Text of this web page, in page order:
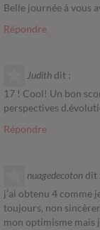
Belle journée à vous
Répondre
Judith dit :
17 ! Cool! Un bon
perspectives
Répondre
nuagedecoton dit :
j’ai obtenu 4 comme
toujours, non
mon optimisme mais